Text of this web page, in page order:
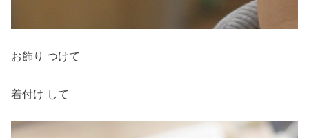
お飾り つけて
着付け して